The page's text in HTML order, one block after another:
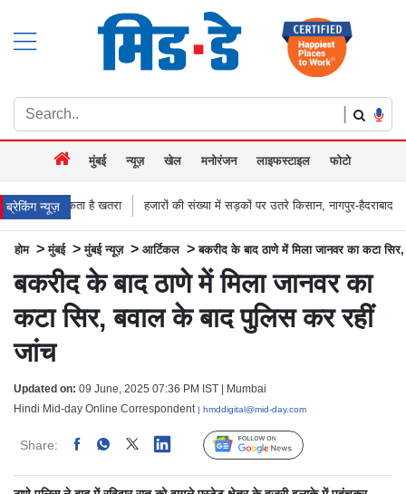
|
मुंबई न्यूज़ खेल मनोरंजन लाइफस्टाइल फोटो
ब्रेकिंग न्यूज़हजारों की संख्या में सड़कों पर उतरे किसान, नागपुर-हैदराबाद राजमार्ग किया जाम,
होम >मुंबई >मुंबई न्यूज़ > आर्टिकल >बकरीद के बाद ठाणे में मिला जानवर का कटा
बकरीद के बाद ठाणे में मिला जानवर का
कटा सिर, बवाल के बाद पुलिस कर रहीं
जांच
Updated on: 09 June, 2025 07:36 PM IST | Mumbai
Hindi Mid-day Online Correspondent | hmddigital@mid-day.com
Share: Linked Follow Us